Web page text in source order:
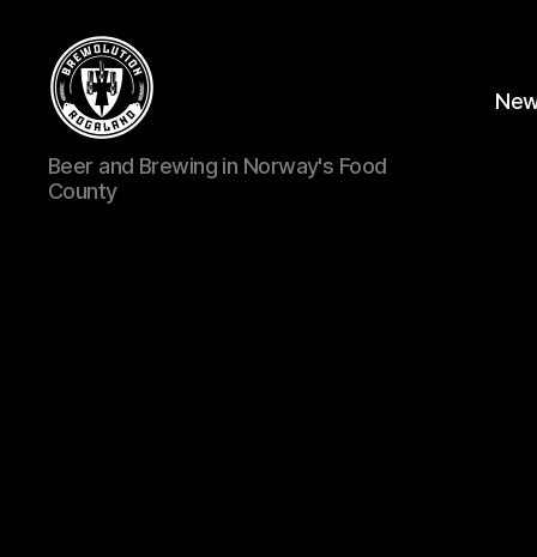
BREWOLUTION
ROGALAND
Beer and Brewing in Norway's Food
County